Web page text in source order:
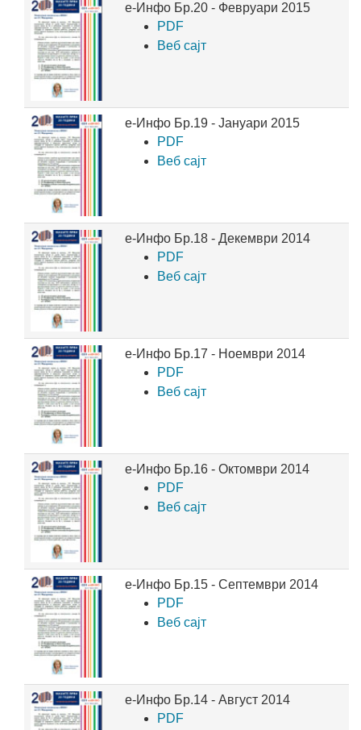
е-Инфо Бр.20 - Февруари 2015
PDF
Веб сајт
е-Инфо Бр.19 - Јануари 2015
PDF
Веб сајт
е-Инфо Бр.18 - Декември 2014
PDF
Веб сајт
е-Инфо Бр.17 - Ноември 2014
PDF
Веб сајт
е-Инфо Бр.16 - Октомври 2014
PDF
Веб сајт
е-Инфо Бр.15 - Септември 2014
PDF
Веб сајт
е-Инфо Бр.14 - Август 2014
PDF